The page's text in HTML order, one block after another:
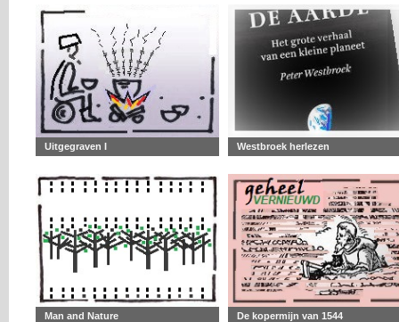
Uitgegraven I Westbroek herlezen
Man and Nature De kopermijn van 1544